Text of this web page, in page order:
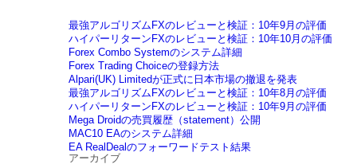
最強アルゴリズムFXのレビューと検証：10年9月の評価
ハイパーリターンFXのレビューと検証：10年10月の評価
Forex Combo Systemのシステム詳細
Forex Trading Choiceの登録方法
Alpari(UK) Limitedが正式に日本市場の撤退を発表
最強アルゴリズムFXのレビューと検証：10年8月の評価
ハイパーリターンFXのレビューと検証：10年9月の評価
Mega Droidの売買履歴（statement）公開
MAC10 EAのシステム詳細
EA RealDealのフォーワードテスト結果
アーカイブ